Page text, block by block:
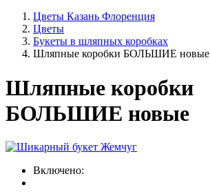
Цветы Казань Флоренция
Цветы
Букеты в шляпных коробках
Шляпные коробки БОЛЬШИЕ новые
Шляпные коробки
БОЛЬШИЕ новые
Включено: